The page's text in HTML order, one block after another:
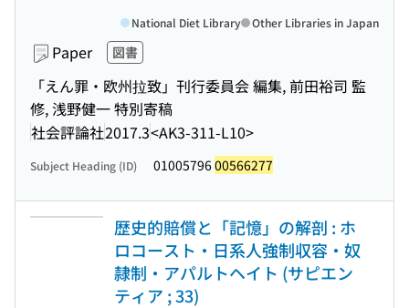
Paper 図書
「えん罪・欧州拉致」刊行委員会 編集, 前田裕司 監
修, 浅野健一 特別寄稿
社会評論社2017.3<AK3-311-L10>
National Diet Library Other Libraries in Japan
Subject Heading (ID) 0100579600566277
歴史的賠償と「記憶」の解剖 : ホ
ロコースト・日系人強制収容・奴
隷制・アパルトヘイト (サピエン
ティア ; 33)